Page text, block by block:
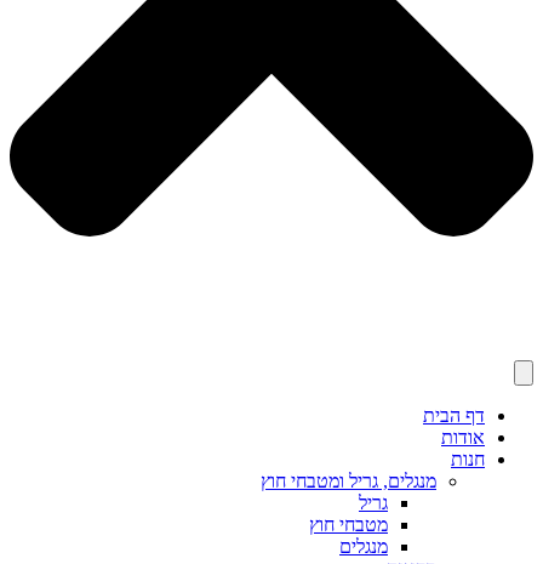
דף הבית
אודות
חנות
מנגלים, גריל ומטבחי חוץ
גריל
מטבחי חוץ
מנגלים